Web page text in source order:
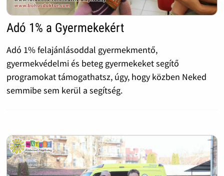
Adó 1% a Gyermekekért
Adó 1% felajánlásoddal gyermekmentő,
gyermekvédelmi és beteg gyermekeket segítő
programokat támogathatsz, úgy, hogy közben Neked
semmibe sem kerül a segítség.